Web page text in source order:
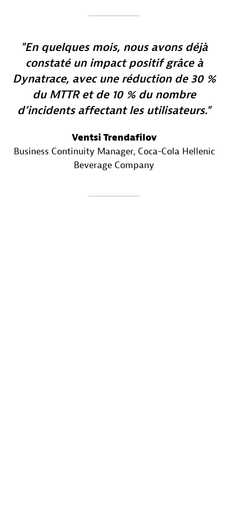
En quelques mois, nous avons déjà
constaté un impact positif grâce à
Dynatrace, avec une réduction de 30 %
du MTTR et de 10 % du nombre
d’incidents affectant les utilisateurs.
Ventsi Trendafilov
Business Continuity Manager, Coca-Cola Hellenic
Beverage Company